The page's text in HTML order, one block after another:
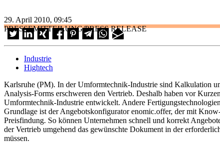
29. April 2010, 09:45
PRESSEMITTEILUNG/PRESS RELEASE
Industrie
Hightech
Karlsruhe (PM). In der Umformtechnik-Industrie sind Kalkulation
Analysis-Forms erschweren den Vertrieb. Deshalb haben vor
Umformtechnik-Industrie entwickelt. Andere
Grundlage ist der Angebotskonfigurator enomic.offer, der mit
Preisfindung. So können Unternehmen schnell und korrekt
der Vertrieb umgehend das gewünschte Dokument in der
müssen.